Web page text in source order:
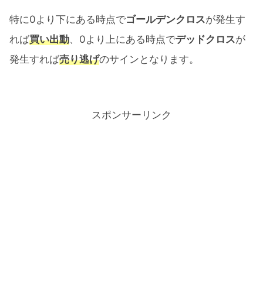
特に0より下にある時点でゴールデンクロスが発生す
れば買い出動、0より上にある時点でデッドクロスが
発生すれば売り逃げのサインとなります。
スポンサーリンク